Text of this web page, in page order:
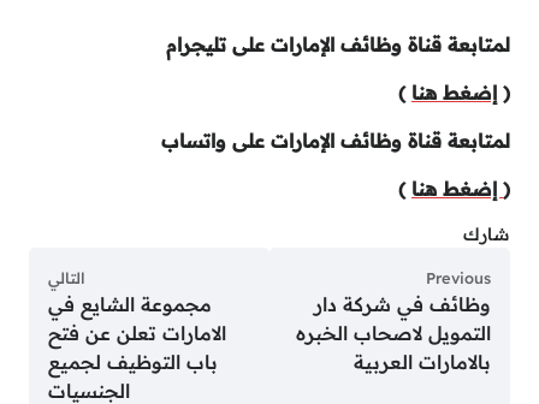
لمتابعة قناة وظائف الإمارات على تليجرام
( إضغط هنا )
لمتابعة قناة وظائف الإمارات على واتساب
( إضغط هنا )
شارك
Previous
وظائف في شركة دار
التمويل لاصحاب الخبره
بالامارات العربية
التالي
مجموعة الشايع في
الامارات تعلن عن فتح
باب التوظيف لجميع
الجنسيات